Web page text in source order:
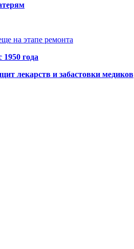
на этапе ремонта
года
лекарств и забастовки медиков